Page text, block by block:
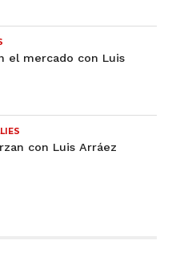
el mercado con Luis
con Luis Arráez